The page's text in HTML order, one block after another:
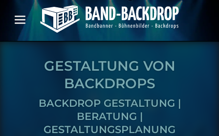
GESTALTUNG VON
BACKDROPS
BACKDROP GESTALTUNG |
BERATUNG |
GESTALTUNGSPLANUNG